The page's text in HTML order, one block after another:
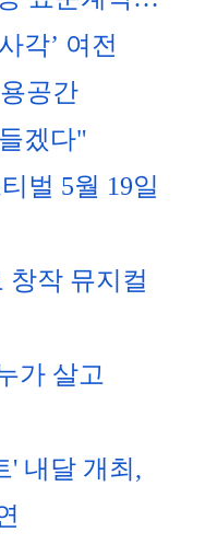
각’ 여전
공간
겠다"
벌 5월 19일
창작 뮤지컬
가 살고
' 내달 개최,